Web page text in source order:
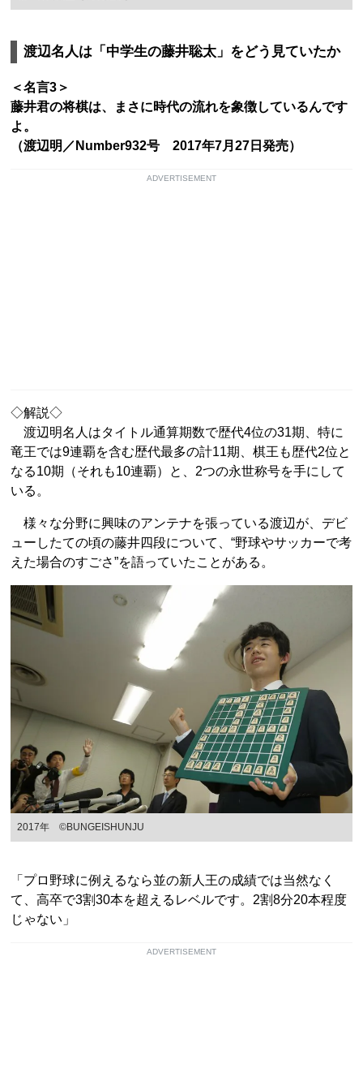
渡辺名人は「中学生の藤井聡太」をどう見ていたか
＜名言3＞
藤井君の将棋は、まさに時代の流れを象徴しているんです
よ。
（渡辺明／Number932号 2017年7月27日発売）
ADVERTISEMENT
◇解説◇
渡辺明名人はタイトル通算期数で歴代4位の31期、特に
竜王では9連覇を含む歴代最多の計11期、棋王も歴代2位と
なる10期（それも10連覇）と、2つの永世称号を手にして
いる。
様々な分野に興味のアンテナを張っている渡辺が、デビ
ューしたての頃の藤井四段について、“野球やサッカーで考
えた場合のすごさ”を語っていたことがある。
2017年 ©BUNGEISHUNJU
「プロ野球に例えるなら並の新人王の成績では当然なく
て、高卒で3割30本を超えるレベルです。2割8分20本程度
じゃない」
ADVERTISEMENT